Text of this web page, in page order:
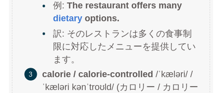
例:The restaurant offers many
dietary options.
訳: そのレストランは多くの食事制
限に対応したメニューを提供してい
ます。
calorie / calorie-controlled /ˈkæləri/ /
ˈkæləri kənˈtroʊld/ (カロリー / カロリー